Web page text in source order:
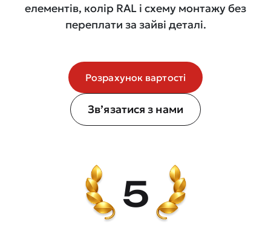
елементів, колір RAL і схему монтажу без
переплати за зайві деталі.
Розрахунок вартості
Зв’язатися з нами
5